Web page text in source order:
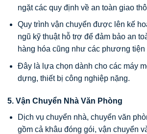
ngặt các quy định về an toàn giao
Quy trình vận chuyển được lên kế
ngũ kỹ thuật hỗ trợ để đảm bảo an
hàng hóa cũng như các phương
Đây là lựa chọn dành cho các máy
dựng, thiết bị công nghiệp nặng.
5. Vận Chuyển Nhà Văn Phòng
Dịch vụ chuyển nhà, chuyển văn
gồm cả khâu đóng gói, vận chuyển